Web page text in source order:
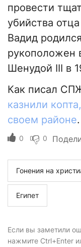
провести
убийства
Вадид
рукоположен
Шенудой III в
Как писал
казнили
своем районе.
0 0
Гонения на
Египет
Если вы заметили
нажмите Ctrl+Enter